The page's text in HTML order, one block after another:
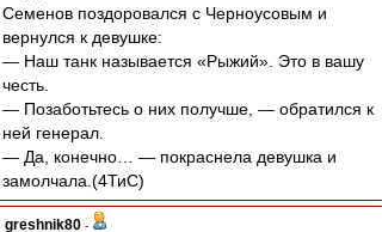
Семенов поздоровался с Черноусовым и
вернулся к девушке:
— Наш танк называется «Рыжий». Это в вашу
честь.
— Позаботьтесь о них получше, — обратился к
ней генерал.
— Да, конечно… — покраснела девушка и
замолчала.(4ТиС)
greshnik80 -